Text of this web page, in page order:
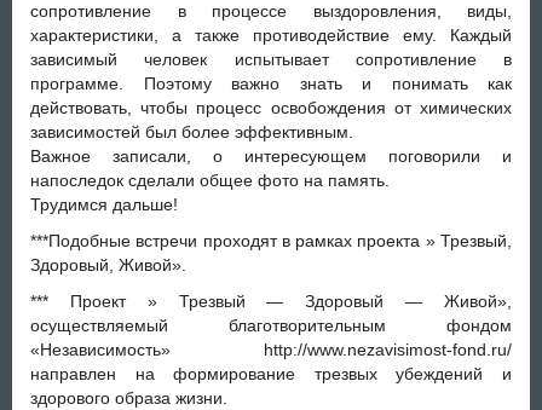
сопротивление в процессе выздоровления, виды,
характеристики, а также противодействие ему. Каждый
зависимый человек испытывает сопротивление в
программе. Поэтому важно знать и понимать как
действовать, чтобы процесс освобождения от химических
зависимостей был более эффективным.
Важное записали, о интересующем поговорили и
напоследок сделали общее фото на память.
Трудимся дальше!
***Подобные встречи проходят в рамках проекта » Трезвый,
Здоровый, Живой».
*** Проект » Трезвый — Здоровый — Живой»,
осуществляемый благотворительным фондом
«Независимость» http://www.nezavisimost-fond.ru/
направлен на формирование трезвых убеждений и
здорового образа жизни.